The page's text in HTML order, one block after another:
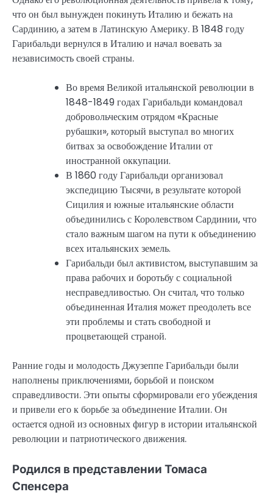
что он был вынужден покинуть Италию и бежать на
Сардинию, а затем в Латинскую Америку. В 1848 году
Гарибальди вернулся в Италию и начал воевать за
независимость своей страны.
Во время Великой итальянской революции в
1848-1849 годах Гарибальди командовал
добровольческим отрядом «Красные
рубашки», который выступал во многих
битвах за освобождение Италии от
иностранной оккупации.
В 1860 году Гарибальди организовал
экспедицию Тысячи, в результате которой
Сицилия и южные итальянские области
объединились с Королевством Сардинии, что
стало важным шагом на пути к объединению
всех итальянских земель.
Гарибальди был активистом, выступавшим за
права рабочих и боротьбу с социальной
несправедливостью. Он считал, что только
объединенная Италия может преодолеть все
эти проблемы и стать свободной и
процветающей страной.
Ранние годы и молодость Джузеппе Гарибальди были
наполнены приключениями, борьбой и поиском
справедливости. Эти опыты сформировали его убеждения
и привели его к борьбе за объединение Италии. Он
остается одной из основных фигур в истории итальянской
революции и патриотического движения.
Родился в представлении Томаса
Спенсера